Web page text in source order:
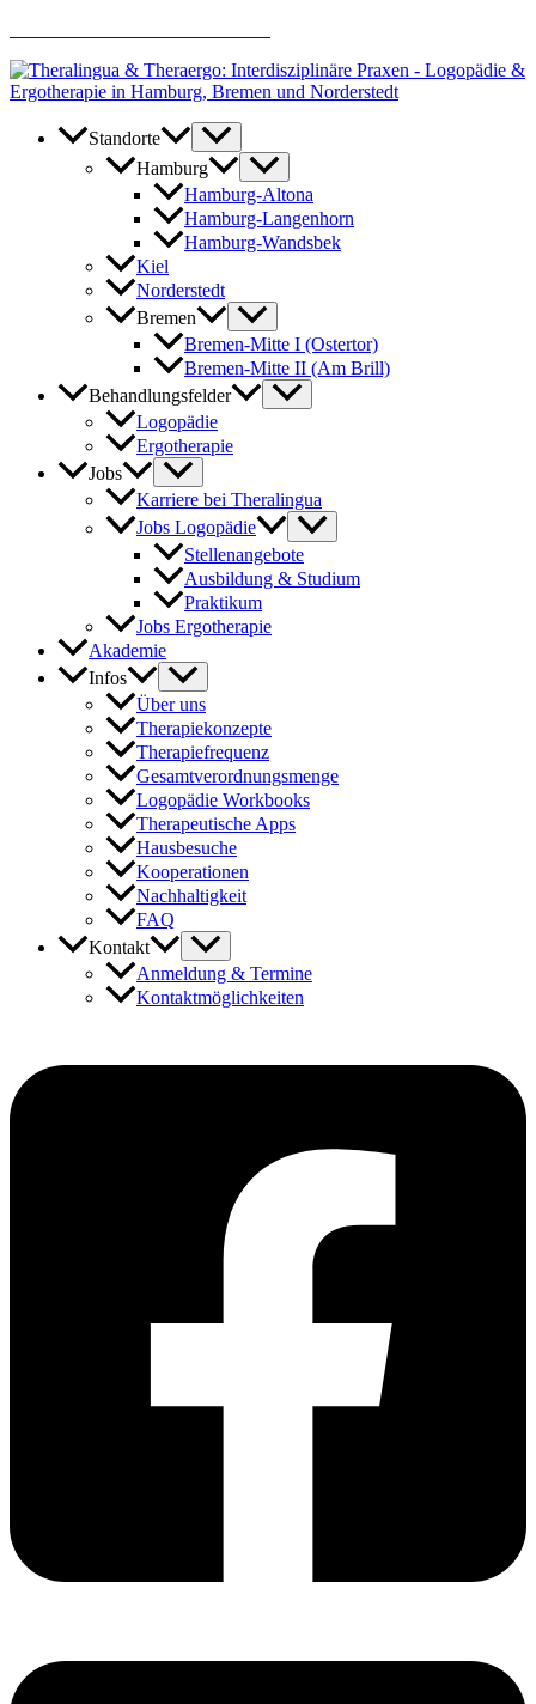
springen
Standorte
Hamburg
Hamburg-Altona
Hamburg-Langenhorn
Hamburg-Wandsbek
Kiel
Norderstedt
Bremen
Bremen-Mitte I (Ostertor)
Bremen-Mitte II (Am Brill)
Behandlungsfelder
Logopädie
Ergotherapie
Jobs
Karriere bei Theralingua
Jobs Logopädie
Stellenangebote
Ausbildung & Studium
Praktikum
Jobs Ergotherapie
Akademie
Infos
Über uns
Therapiekonzepte
Therapiefrequenz
Gesamtverordnungsmenge
Logopädie Workbooks
Therapeutische Apps
Hausbesuche
Kooperationen
Nachhaltigkeit
FAQ
Kontakt
Anmeldung & Termine
Kontaktmöglichkeiten